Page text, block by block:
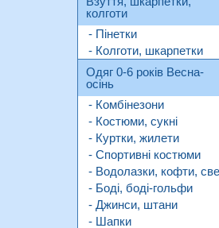
колготи
- Пінетки
- Колготи, шкарпетки
Одяг 0-6 років Весна-
осінь
- Комбінезони
- Костюми, сукні
- Куртки, жилети
- Спортивні костюми
- Водолазки, кофти,
- Боді, боді-гольфи
- Джинси, штани
- Шапки